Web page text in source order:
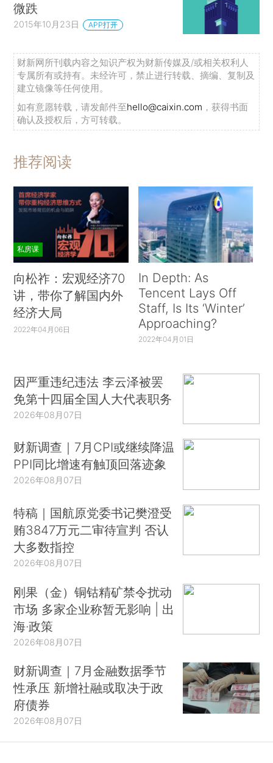
微跌
2015年10月23日 APP打开
财新网所刊载内容之知识产权为财新传媒及/或相关权利人
专属所有或持有。未经许可，禁止进行转载、摘编、复制及
建立镜像等任何使用。
如有意愿转载，请发邮件至hello@caixin.com ，获得书面
确认及授权后，方可转载。
推荐阅读
私房课
向松祚：宏观经济70
讲，带你了解国内外
经济大局
2022年04月06日
In Depth: As
Tencent Lays Off
Staff, Is Its ‘Winter’
Approaching?
2022年04月01日
因严重违纪违法 李云泽被罢
免第十四届全国人大代表职务
2026年08月07日
财新调查｜7月CPI或继续降温
PPI同比增速有触顶回落迹象
2026年08月07日
特稿｜国航原党委书记樊澄受
贿3847万元二审待宣判 否认
大多数指控
2026年08月07日
刚果（金）铜钴精矿禁令扰动
市场 多家企业称暂无影响 | 出
海·政策
2026年08月07日
财新调查｜7月金融数据季节
性承压 新增社融或取决于政
府债券
2026年08月07日